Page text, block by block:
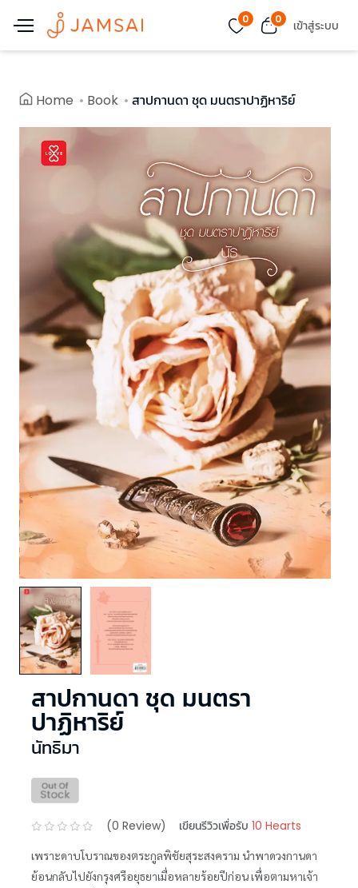
0 0 เข้าสู่ระบบ
Home Book สาปกานดา ชุด มนตราปาฏิหาริย์
สาปกานดา ชุด มนตรา
ปาฏิหาริย์
นัทธิมา
(0 Review) เขียนรีวิวเพื่อรับ 10 Hearts
เพราะดาบโบราณของตระกูลพิชัยสุระสงคราม นำพาดวงกานดา
ย้อนกลับไปยังกรุงศรีอยุธยาเมื่อหลายร้อยปีก่อน เพื่อตามหาเจ้า